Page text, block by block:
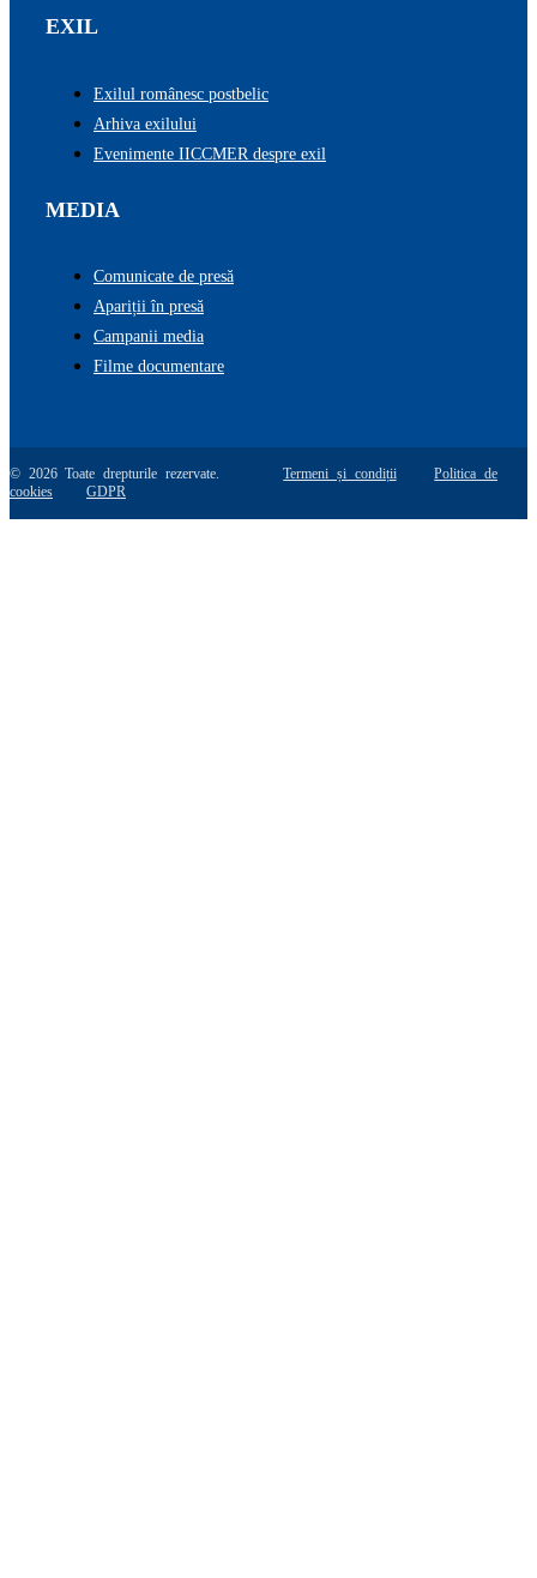
EXIL
Exilul românesc postbelic
Arhiva exilului
Evenimente IICCMER despre exil
MEDIA
Comunicate de presă
Apariții în presă
Campanii media
Filme documentare
© 2026 Toate drepturile rezervate.Termeni și condiții
Politica de
cookies
GDPR